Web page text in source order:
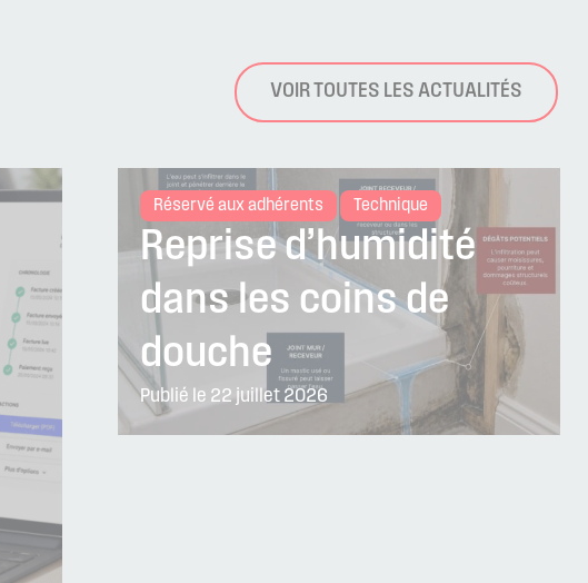
VOIR TOUTES LES ACTUALITÉS
Réservé aux adhérents Technique
Reprise d’humidité
dans les coins de
douche
Publié le 22 juillet 2026